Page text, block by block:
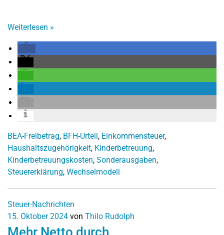
Weiterlesen »
BEA-Freibetrag, BFH-Urteil, Einkommensteuer,
Haushaltszugehörigkeit, Kinderbetreuung,
Kinderbetreuungskosten, Sonderausgaben,
Steuererklärung, Wechselmodell
Steuer-Nachrichten
15. Oktober 2024 von Thilo Rudolph
Mehr Netto durch